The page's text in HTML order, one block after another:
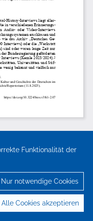
Funktionalität der
Nur notwendige Cookies
Alle Cookies akzeptieren